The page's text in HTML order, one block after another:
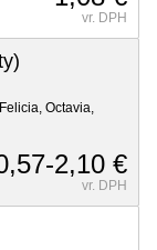
vr. DPH
Octavia,
2,10 €
vr. DPH